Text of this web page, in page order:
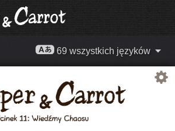
69 wszystkich języków